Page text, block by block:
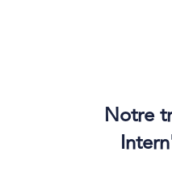
Notre